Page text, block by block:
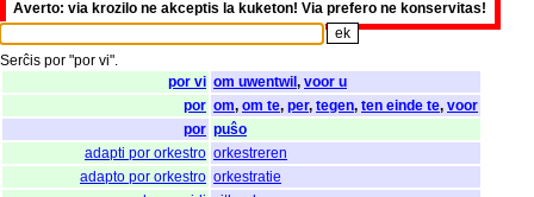
Averto: via krozilo ne akceptis la kuketon! Via prefero ne konservitas!
Serĉis por "por vi".
por vi om uwentwil, voor u
por om, om te, per, tegen, ten einde te, voor
por puŝo
adapti por orkestro orkestreren
adapto por orkestro orkestratie